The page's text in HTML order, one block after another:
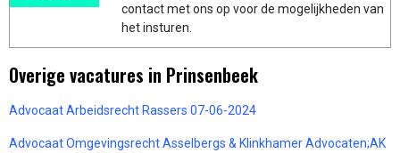
contact met ons op voor de mogelijkheden van
het insturen.
Overige vacatures in Prinsenbeek
Advocaat Arbeidsrecht Rassers 07-06-2024
Advocaat Omgevingsrecht Asselbergs & Klinkhamer Advocaten;AK